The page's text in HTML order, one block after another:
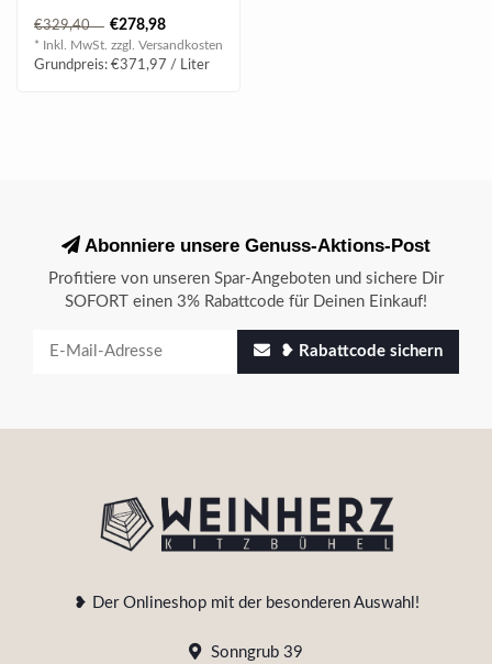
kraftvoll, tolle Balance,
schön integri..
€329,40 €278,98
* Inkl. MwSt. zzgl. Versandkosten
Grundpreis: €371,97 / Liter
Abonniere unsere Genuss-Aktions-Post
Profitiere von unseren Spar-Angeboten und sichere Dir
SOFORT einen 3% Rabattcode für Deinen Einkauf!
❥ Rabattcode sichern
❥ Der Onlineshop mit der besonderen Auswahl!
Sonngrub 39